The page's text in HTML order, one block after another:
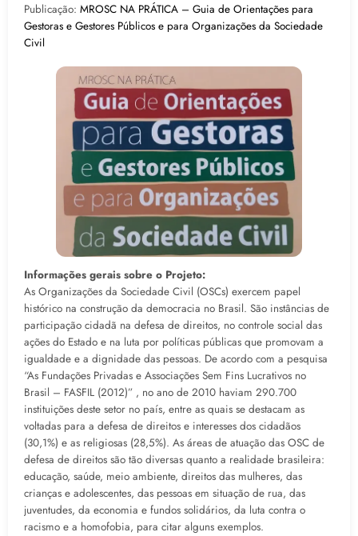
Publicação: MROSC NA PRÁTICA – Guia de Orientações para
Gestoras e Gestores Públicos e para Organizações da Sociedade
Civil
Informações gerais sobre o Projeto:
As Organizações da Sociedade Civil (OSCs) exercem papel
histórico na construção da democracia no Brasil. São instâncias de
participação cidadã na defesa de direitos, no controle social das
ações do Estado e na luta por políticas públicas que promovam a
igualdade e a dignidade das pessoas. De acordo com a pesquisa
“As Fundações Privadas e Associações Sem Fins Lucrativos no
Brasil – FASFIL (2012)” , no ano de 2010 haviam 290.700
instituições deste setor no país, entre as quais se destacam as
voltadas para a defesa de direitos e interesses dos cidadãos
(30,1%) e as religiosas (28,5%). As áreas de atuação das OSC de
defesa de direitos são tão diversas quanto a realidade brasileira:
educação, saúde, meio ambiente, direitos das mulheres, das
crianças e adolescentes, das pessoas em situação de rua, das
juventudes, da economia e fundos solidários, da luta contra o
racismo e a homofobia, para citar alguns exemplos.